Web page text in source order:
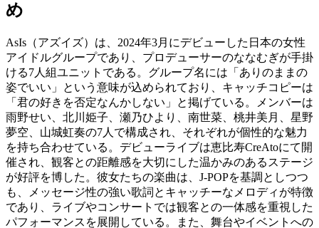
め
AsIs（アズイズ）は、2024年3月にデビューした日本の女性
アイドルグループであり、プロデューサーのななむぎが手掛
ける7人組ユニットである。グループ名には「ありのままの
姿でいい」という意味が込められており、キャッチコピーは
「君の好きを否定なんかしない」と掲げている。メンバーは
雨野せい、北川姫子、瀬乃ひより、南世菜、桃井美月、星野
夢空、山城虹奏の7人で構成され、それぞれが個性的な魅力
を持ち合わせている。デビューライブは恵比寿CreAtoにて開
催され、観客との距離感を大切にした温かみのあるステージ
が好評を博した。彼女たちの楽曲は、J-POPを基調としつつ
も、メッセージ性の強い歌詞とキャッチーなメロディが特徴
であり、ライブやコンサートでは観客との一体感を重視した
パフォーマンスを展開している。また、舞台やイベントへの